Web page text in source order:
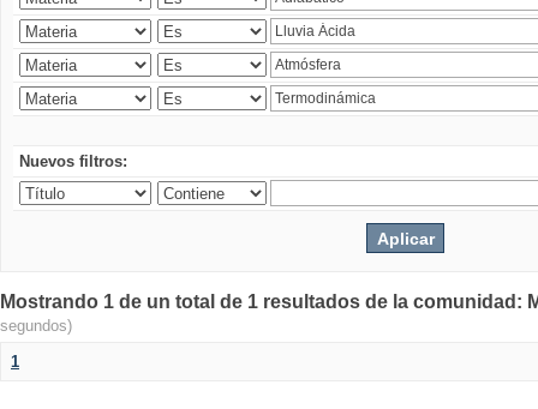
Nuevos filtros:
Mostrando 1 de un total de 1 resultados de la comunidad:
segundos)
1